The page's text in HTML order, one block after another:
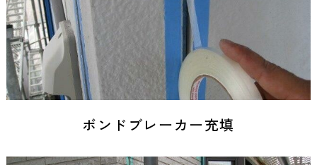
ボンドブレーカー充填